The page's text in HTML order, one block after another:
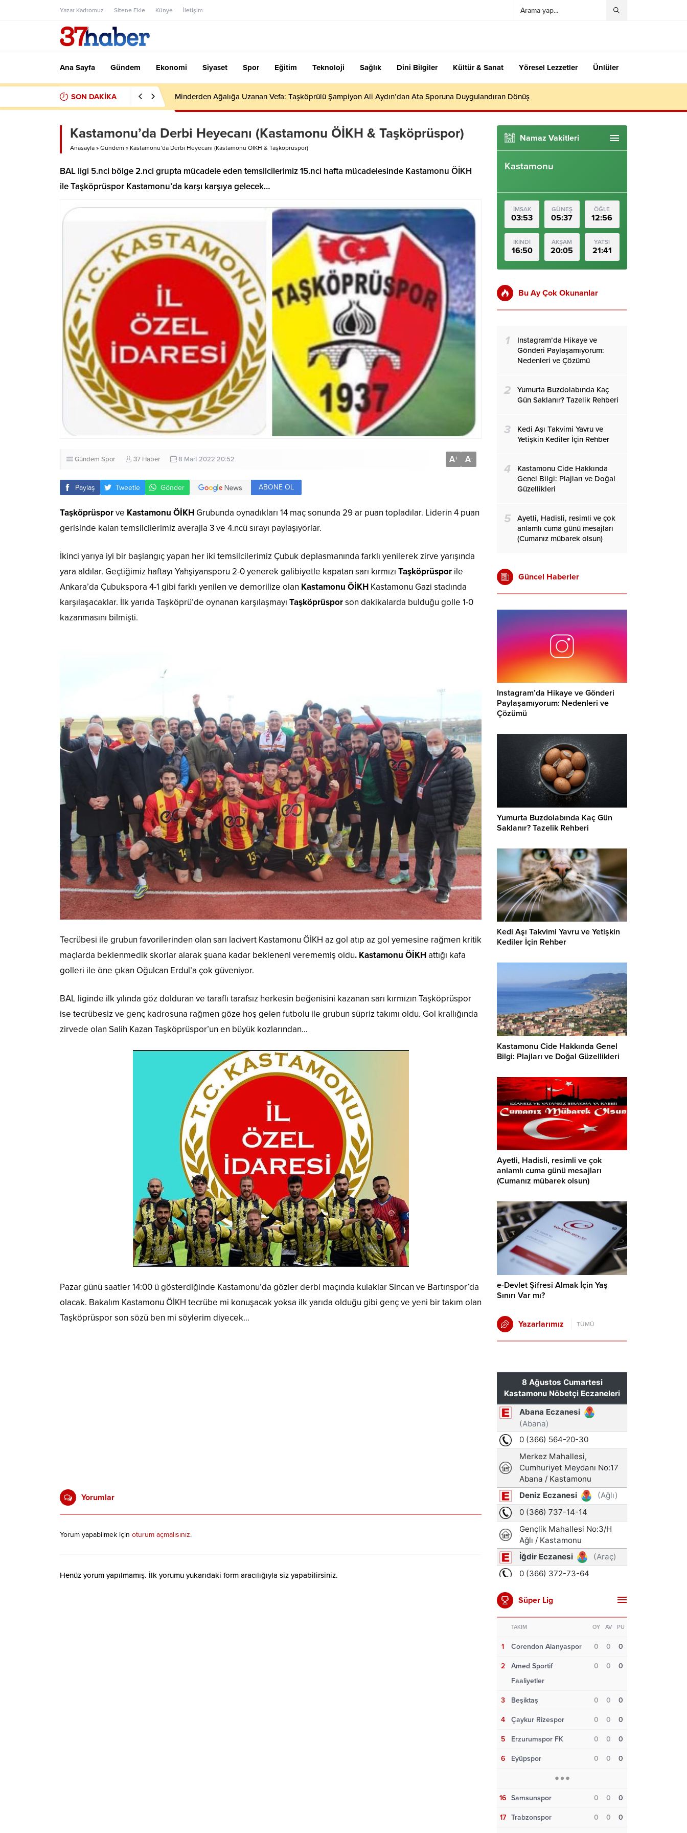
Yazar Kadromuz Sitene Ekle Künye İletişim
Ana Sayfa Gündem Ekonomi Siyaset Spor Eğitim Teknoloji Sağlık Dini Bilgiler Kültür & Sanat Yöresel Lezzetler Ünlüler
SON DAKİKA Minderden Ağalığa Uzanan Vefa: Taşköprülü Şampiyon Ali Aydın’dan Ata Sporuna Duygulandıran Dönüş
Kastamonu’da Derbi Heyecanı (Kastamonu ÖİKH & Taşköprüspor)
Anasayfa » Gündem » Kastamonu’da Derbi Heyecanı (Kastamonu ÖİKH & Taşköprüspor)
BAL ligi 5.nci bölge 2.nci grupta mücadele eden temsilcilerimiz 15.nci hafta mücadelesinde Kastamonu ÖİKH
ile Taşköprüspor Kastamonu’da karşı karşıya gelecek…
Gündem Spor 37 Haber 8 Mart 2022 20:52 A+ A-
Paylaş Tweetle Gönder ABONE OL
Taşköprüsporve Kastamonu ÖİKH Grubunda oynadıkları 14 maç sonunda 29 ar puan topladılar. Liderin 4 puan
gerisinde kalan temsilcilerimiz averajla 3 ve 4.ncü sırayı paylaşıyorlar.
İkinci yarıya iyi bir başlangıç yapan her iki temsilcilerimiz Çubuk deplasmanında farklı yenilerek zirve yarışında
yara aldılar. Geçtiğimiz haftayı Yahşiyansporu 2-0 yenerek galibiyetle kapatan sarı kırmızı Taşköprüspor ile
Ankara’da Çubukspora 4-1 gibi farklı yenilen ve demorilize olan Kastamonu ÖİKH Kastamonu Gazi stadında
karşılaşacaklar. İlk yarıda Taşköprü’de oynanan karşılaşmayı Taşköprüsporson dakikalarda bulduğu golle 1-0
kazanmasını bilmişti.
Tecrübesi ile grubun favorilerinden olan sarı lacivert Kastamonu ÖİKH az gol atıp az gol yemesine rağmen kritik
maçlarda beklenmedik skorlar alarak şuana kadar bekleneni verememiş oldu. Kastamonu ÖİKHattığı kafa
golleri ile öne çıkan Oğulcan Erdul’a çok güveniyor.
BAL liginde ilk yılında göz dolduran ve taraflı tarafsız herkesin beğenisini kazanan sarı kırmızın Taşköprüspor
ise tecrübesiz ve genç kadrosuna rağmen göze hoş gelen futbolu ile grubun süpriz takımı oldu. Gol krallığında
zirvede olan Salih Kazan Taşköprüspor’un en büyük kozlarından…
Pazar günü saatler 14:00 ü gösterdiğinde Kastamonu’da gözler derbi maçında kulaklar Sincan ve Bartınspor’da
olacak. Bakalım Kastamonu ÖİKH tecrübe mi konuşacak yoksa ilk yarıda olduğu gibi genç ve yeni bir takım olan
Taşköprüspor son sözü ben mi söylerim diyecek…
Yorumlar
Yorum yapabilmek için oturum açmalısınız.
Henüz yorum yapılmamış. İlk yorumu yukarıdaki form aracılığıyla siz yapabilirsiniz.
Namaz Vakitleri
Kastamonu
İMSAK
03:53
GÜNEŞ
05:37
ÖĞLE
12:56
İKİNDİ
16:50
AKŞAM
20:05
YATSI
21:41
Bu Ay Çok Okunanlar
1
Instagram’da Hikaye ve
Gönderi Paylaşamıyorum:
Nedenleri ve Çözümü
2
Yumurta Buzdolabında Kaç
Gün Saklanır? Tazelik Rehberi
3
Kedi Aşı Takvimi Yavru ve
Yetişkin Kediler İçin Rehber
4
Kastamonu Cide Hakkında
Genel Bilgi: Plajları ve Doğal
Güzellikleri
5
Ayetli, Hadisli, resimli ve çok
anlamlı cuma günü mesajları
(Cumanız mübarek olsun)
Güncel Haberler
Instagram’da Hikaye ve Gönderi
Paylaşamıyorum: Nedenleri ve
Çözümü
Yumurta Buzdolabında Kaç Gün
Saklanır? Tazelik Rehberi
Kedi Aşı Takvimi Yavru ve Yetişkin
Kediler İçin Rehber
Kastamonu Cide Hakkında Genel
Bilgi: Plajları ve Doğal Güzellikleri
Ayetli, Hadisli, resimli ve çok
anlamlı cuma günü mesajları
(Cumanız mübarek olsun)
e-Devlet Şifresi Almak İçin Yaş
Sınırı Var mı?
Yazarlarımız TÜMÜ
Süper Lig
TAKIM OY AV PU
1 Corendon Alanyaspor 0 0 0
2
Amed Sportif
Faaliyetler
0 0 0
3 Beşiktaş 0 0 0
4 Çaykur Rizespor 0 0 0
5 Erzurumspor FK 0 0 0
6 Eyüpspor 0 0 0
16 Samsunspor 0 0 0
17 Trabzonspor 0 0 0